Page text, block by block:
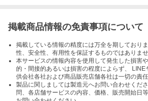
掲載商品情報の免責事項について
掲載している情報の精度には万全を期しており
性、安全性、有用性を保証するものではありませ
本サービスの情報内容を使用して発生した損害
的・間接的あるいは損害の程度によらず、 LINE
供会社各社および商品販売店舗各社は一切の責任
製品に関しましては製造元へお問い合わせくだ
問、各店舗サービスの内容、価格、販売開始日